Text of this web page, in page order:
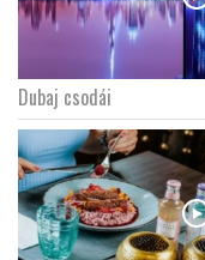
Dubaj csodái